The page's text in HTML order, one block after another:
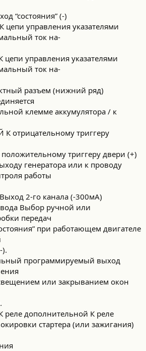
“состояния” (-)
управления указателями
ток на-
управления указателями
ток на-
разъем (нижний ряд)
клемме аккумулятора / к
отрицательному триггеру
триггеру двери (+)
генератора или к проводу
работы
2-го канала (-300мА)
Выбор ручной или
передач
при работающем двигателе
).
программируемый выход
или закрыванием окон
дополнительной К реле
стартера (или зажигания)